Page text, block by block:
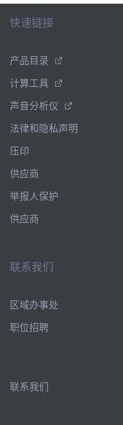
快速链接
产品目录
计算工具
声音分析仪
法律和隐私声明
压印
供应商
举报人保护
供应商
联系我们
区域办事处
职位招聘
联系我们